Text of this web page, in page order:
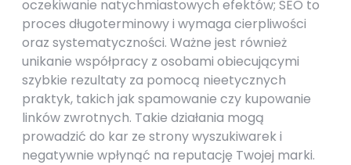
oczekiwanie natychmiastowych efektów; SEO to
proces długoterminowy i wymaga cierpliwości
oraz systematyczności. Ważne jest również
unikanie współpracy z osobami obiecującymi
szybkie rezultaty za pomocą nieetycznych
praktyk, takich jak spamowanie czy kupowanie
linków zwrotnych. Takie działania mogą
prowadzić do kar ze strony wyszukiwarek i
negatywnie wpłynąć na reputację Twojej marki.